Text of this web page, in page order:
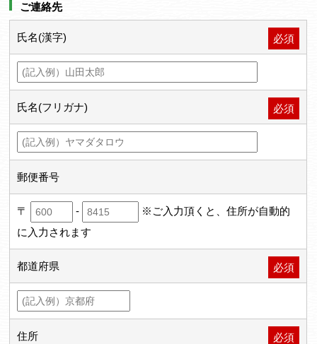
ご連絡先
氏名(漢字) 必須
氏名(フリガナ) 必須
郵便番号
〒 -
※ご入力頂くと、住所が自動的
に入力されます
都道府県 必須
住所 必須